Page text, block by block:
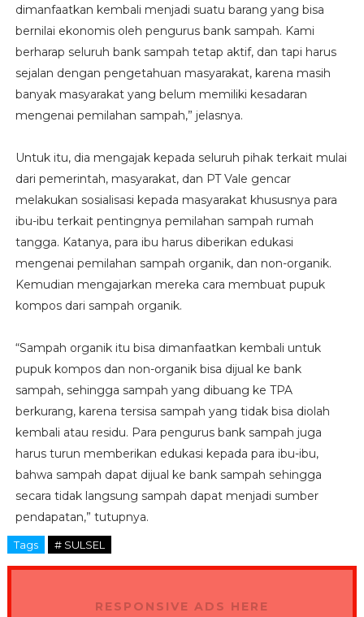
dimanfaatkan kembali menjadi suatu barang yang bisa
bernilai ekonomis oleh pengurus bank sampah. Kami
berharap seluruh bank sampah tetap aktif, dan tapi harus
sejalan dengan pengetahuan masyarakat, karena masih
banyak masyarakat yang belum memiliki kesadaran
mengenai pemilahan sampah,” jelasnya.
Untuk itu, dia mengajak kepada seluruh pihak terkait mulai
dari pemerintah, masyarakat, dan PT Vale gencar
melakukan sosialisasi kepada masyarakat khususnya para
ibu-ibu terkait pentingnya pemilahan sampah rumah
tangga. Katanya, para ibu harus diberikan edukasi
mengenai pemilahan sampah organik, dan non-organik.
Kemudian mengajarkan mereka cara membuat pupuk
kompos dari sampah organik.
“Sampah organik itu bisa dimanfaatkan kembali untuk
pupuk kompos dan non-organik bisa dijual ke bank
sampah, sehingga sampah yang dibuang ke TPA
berkurang, karena tersisa sampah yang tidak bisa diolah
kembali atau residu. Para pengurus bank sampah juga
harus turun memberikan edukasi kepada para ibu-ibu,
bahwa sampah dapat dijual ke bank sampah sehingga
secara tidak langsung sampah dapat menjadi sumber
pendapatan,” tutupnya.
Tags # SULSEL
RESPONSIVE ADS HERE